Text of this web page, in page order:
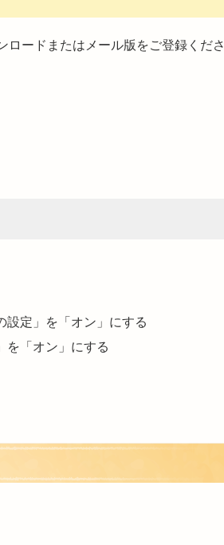
ロードまたはメール版をご登録くださ
設定」を「オン」にする
を「オン」にする